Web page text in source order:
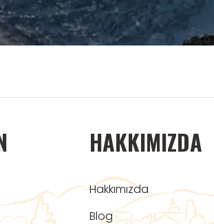
HAKKIMIZDA
Hakkımızda
Blog